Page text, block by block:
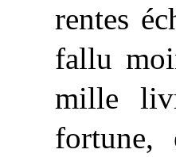
rentes
fallu
mille
fortune,